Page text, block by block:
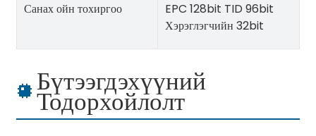
Санах ойн тохиргоо
EPC 128bit TID 96bit
Хэрэглэгчийн 32bit
Бүтээгдэхүүний
Тодорхойлолт